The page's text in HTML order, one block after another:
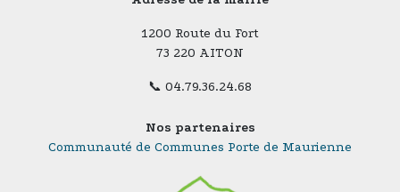
1200 Route du Fort
73 220 AITON
📞 04.79.36.24.68
Nos partenaires
Communauté de Communes Porte de Maurienne